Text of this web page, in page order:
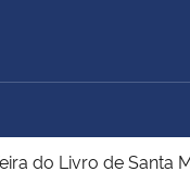
do Livro de Santa